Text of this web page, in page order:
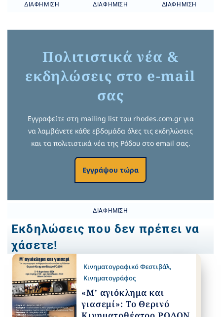
ΔΙΑΦΉΜΙΣΗ ΔΙΑΦΉΜΙΣΗ ΔΙΑΦΉΜΙΣΗ
Πολιτιστικά νέα &
εκδηλώσεις στο e-mail
σας
Εγγραφείτε στη mailing list του rhodes.com.gr για
να λαμβάνετε κάθε εβδομάδα όλες τις εκδηλώσεις
και τα πολιτιστικά νέα της Ρόδου στο email σας.
Εγγράψου τώρα
ΔΙΑΦΉΜΙΣΗ
Εκδηλώσεις που δεν πρέπει να
χάσετε!
Κινηματογραφικό Φεστιβάλ,
Κινηματογράφος
«Μ’ αγιόκλημα και
γιασεμί»: Το Θερινό